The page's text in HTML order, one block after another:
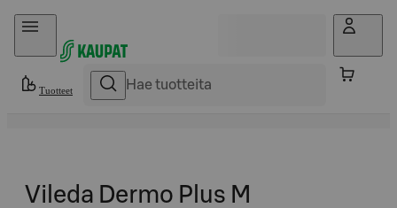
Hyppää sisältöön
Tuotteet
Vileda Dermo Plus M